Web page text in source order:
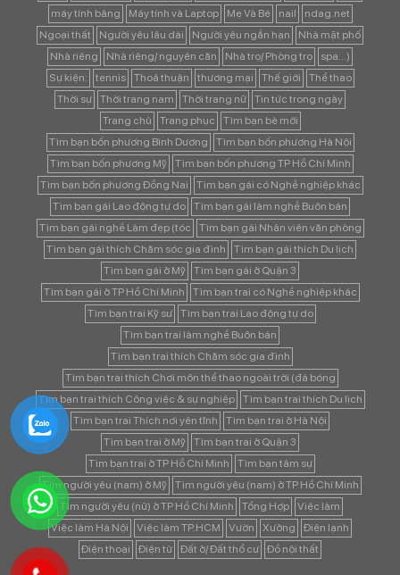
máy tính bảng
Máy tính và Laptop Mẹ Và Bé nail
ndag.net
Ngoại thất
Người yêu lâu dài Người yêu ngắn hạn
Nhà mặt phố
Nhà riêng
Nhà riêng/ nguyên căn Nhà trọ/ Phòng trọ
spa...)
Sự kiện:
tennis Thoả thuận thương mại Thế giới
Thể thao
Thời sự
Thời trang nam Thời trang nữ
Tin tức trong ngày
Trang chủ
Trang phục
Tìm bạn bè mới
Tìm bạn bốn phương Bình Dương
Tìm bạn bốn phương Hà Nội
Tìm bạn bốn phương Mỹ
Tìm bạn bốn phương TP Hồ Chí Minh
Tìm bạn bốn phương Đồng Nai
Tìm bạn gái có Nghề nghiệp khác
Tìm bạn gái Lao động tự do
Tìm bạn gái làm nghề Buôn bán
Tìm bạn gái nghề Làm đẹp (tóc
Tìm bạn gái Nhân viên văn phòng
Tìm bạn gái thích Chăm sóc gia đình
Tìm bạn gái thích Du lịch
Tìm bạn gái ở Mỹ
Tìm bạn gái ở Quận 3
Tìm bạn gái ở TP Hồ Chí Minh
Tìm bạn trai có Nghề nghiệp khác
Tìm bạn trai Kỹ sư
Tìm bạn trai Lao động tự do
Tìm bạn trai làm nghề Buôn bán
Tìm bạn trai thích Chăm sóc gia đình
Tìm bạn trai thích Chơi môn thể thao ngoài trời (đá bóng
Tìm bạn trai thích Công việc & sự nghiệp
Tìm bạn trai thích Du lịch
Tìm bạn trai Thích nơi yên tĩnh
Tìm bạn trai ở Hà Nội
Tìm bạn trai ở Mỹ
Tìm bạn trai ở Quận 3
Tìm bạn trai ở TP Hồ Chí Minh
Tìm bạn tâm sự
Tìm người yêu (nam) ở Mỹ
Tìm người yêu (nam) ở TP Hồ Chí Minh
Tìm người yêu (nữ) ở TP Hồ Chí Minh
Tổng Hợp
Việc làm
Việc làm Hà Nội
Việc làm TP.HCM Vườn Xưởng
Điện lạnh
Điện thoại
Điện tử Đất ở/ Đất thổ cư Đồ nội thất